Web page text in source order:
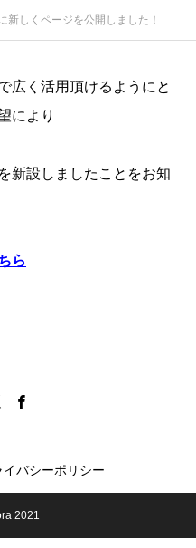
新しくページを公開しました！
広く活用頂けるようにと
により
を新設しましたことをお知
ら
イバシーポリシー
2021